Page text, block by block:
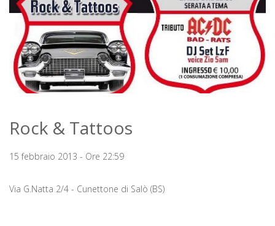
Rock & Tattoos
15 febbraio 2013 - Ore 22:59
Via G.Natta 2/4 - Cunettone di Salò (BS)